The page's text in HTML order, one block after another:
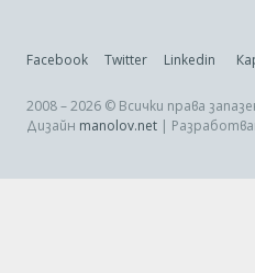
Facebook Twitter Linkedin
2008 – 2026 © Всички права
Дизайн manolov.net |